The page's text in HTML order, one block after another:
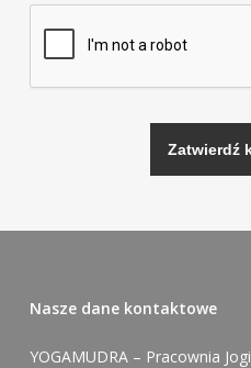
Nasze dane kontaktowe
YOGAMUDRA – Pracownia Jogi